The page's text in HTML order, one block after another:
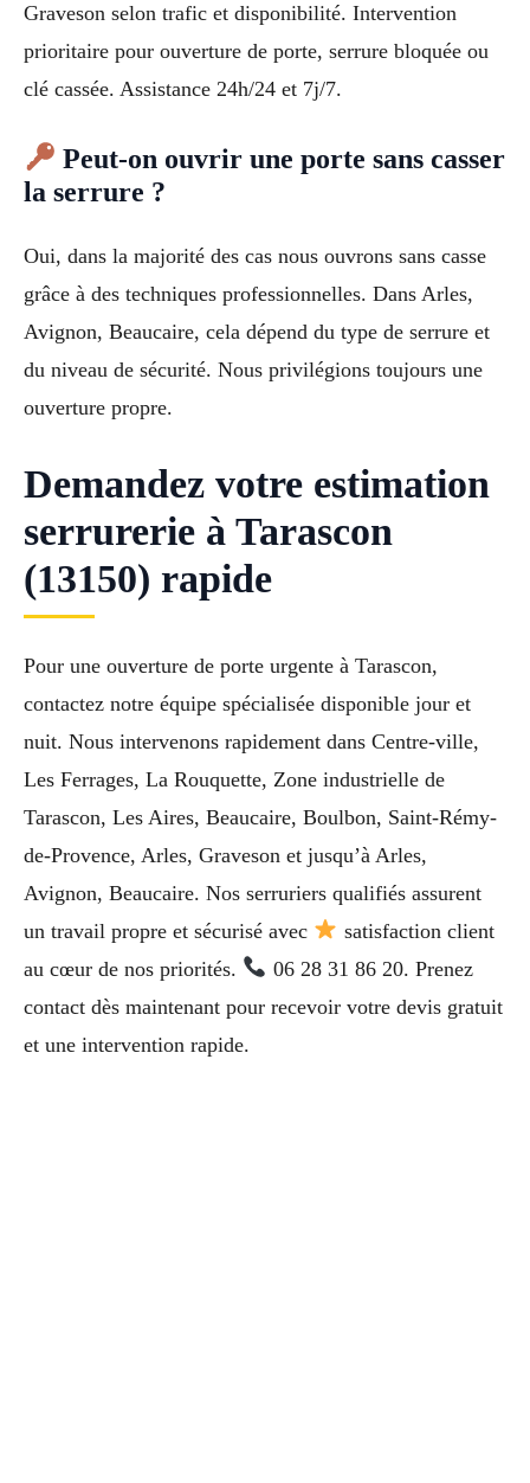
Graveson selon trafic et disponibilité. Intervention
prioritaire pour ouverture de porte, serrure bloquée ou
clé cassée. Assistance 24h/24 et 7j/7.
Peut-on ouvrir une porte sans casser
la serrure ?
Oui, dans la majorité des cas nous ouvrons sans casse
grâce à des techniques professionnelles. Dans Arles,
Avignon, Beaucaire, cela dépend du type de serrure et
du niveau de sécurité. Nous privilégions toujours une
ouverture propre.
Demandez votre estimation
serrurerie à Tarascon
(13150) rapide
Pour une ouverture de porte urgente à Tarascon,
contactez notre équipe spécialisée disponible jour et
nuit. Nous intervenons rapidement dans Centre-ville,
Les Ferrages, La Rouquette, Zone industrielle de
Tarascon, Les Aires, Beaucaire, Boulbon, Saint-Rémy-
de-Provence, Arles, Graveson et jusqu’à Arles,
Avignon, Beaucaire. Nos serruriers qualifiés assurent
un travail propre et sécurisé avec
satisfaction client
au cœur de nos priorités.
06 28 31 86 20. Prenez
contact dès maintenant pour recevoir votre devis gratuit
et une intervention rapide.